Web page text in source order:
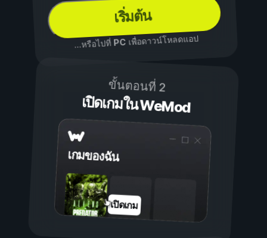
เริ่มต้น
...หรือไปที่ PCเพื่อดาวน์โหลดแอป
ขั้นตอนที่ 2
เปิดเกมใน WeMod
เกมของฉัน
เปิดเกม